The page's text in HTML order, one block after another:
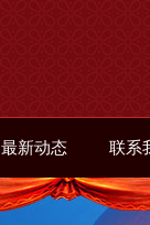
最新动态 联系